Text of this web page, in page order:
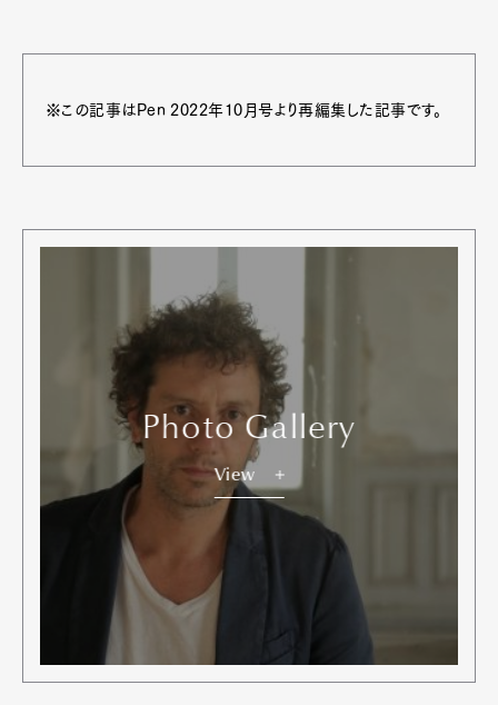
※この記事はPen 2022年10月号より再編集した記事です。
Photo Gallery
View